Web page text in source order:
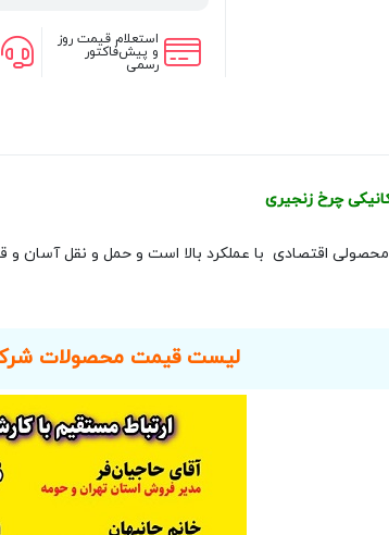
استعلام قیمت روز
و پیش‌فاکتور
رسمی
محصولی اقتصادی با عملکرد بالا است و حمل و نقل آسان و
لیست قیمت محصولات